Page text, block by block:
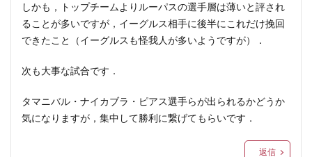
しかも，トップチームよりルーパスの選手層は薄いと評され
ることが多いですが，イーグルス相手に後半にこれだけ挽回
できたこと（イーグルスも怪我人が多いようですが）．
次も大事な試合です．
タマニバル・ナイカブラ・ピアス選手らが出られるかどうか
気になりますが，集中して勝利に繋げてもらいです．
返信